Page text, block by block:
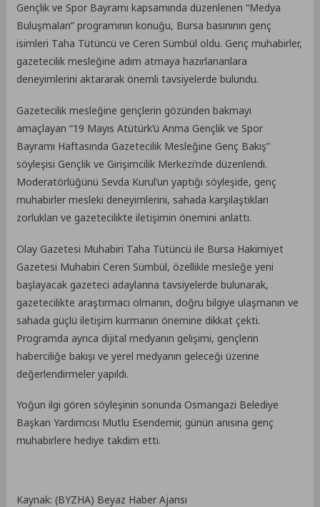
Gençlik ve Spor Bayramı kapsamında düzenlenen “Medya
Buluşmaları” programının konuğu, Bursa basınının genç
isimleri Taha Tütüncü ve Ceren Sümbül oldu. Genç muhabirler,
gazetecilik mesleğine adım atmaya hazırlananlara
deneyimlerini aktararak önemli tavsiyelerde bulundu.
Gazetecilik mesleğine gençlerin gözünden bakmayı
amaçlayan “19 Mayıs Atütürk’ü Anma Gençlik ve Spor
Bayramı Haftasında Gazetecilik Mesleğine Genç Bakış”
söyleşisi Gençlik ve Girişimcilik Merkezi’nde düzenlendi.
Moderatörlüğünü Sevda Kurul’un yaptığı söyleşide, genç
muhabirler mesleki deneyimlerini, sahada karşılaştıkları
zorlukları ve gazetecilikte iletişimin önemini anlattı.
Olay Gazetesi Muhabiri Taha Tütüncü ile Bursa Hakimiyet
Gazetesi Muhabiri Ceren Sümbül, özellikle mesleğe yeni
başlayacak gazeteci adaylarına tavsiyelerde bulunarak,
gazetecilikte araştırmacı olmanın, doğru bilgiye ulaşmanın ve
sahada güçlü iletişim kurmanın önemine dikkat çekti.
Programda ayrıca dijital medyanın gelişimi, gençlerin
haberciliğe bakışı ve yerel medyanın geleceği üzerine
değerlendirmeler yapıldı.
Yoğun ilgi gören söyleşinin sonunda Osmangazi Belediye
Başkan Yardımcısı Mutlu Esendemir, günün anısına genç
muhabirlere hediye takdim etti.
Kaynak: (BYZHA) Beyaz Haber Ajansı